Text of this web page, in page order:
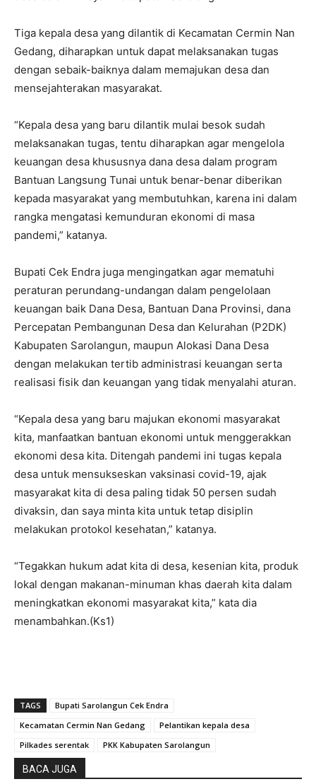
Tiga kepala desa yang dilantik di Kecamatan Cermin Nan
Gedang, diharapkan untuk dapat melaksanakan tugas
dengan sebaik-baiknya dalam memajukan desa dan
mensejahterakan masyarakat.
“Kepala desa yang baru dilantik mulai besok sudah
melaksanakan tugas, tentu diharapkan agar mengelola
keuangan desa khususnya dana desa dalam program
Bantuan Langsung Tunai untuk benar-benar diberikan
kepada masyarakat yang membutuhkan, karena ini dalam
rangka mengatasi kemunduran ekonomi di masa
pandemi,” katanya.
Bupati Cek Endra juga mengingatkan agar mematuhi
peraturan perundang-undangan dalam pengelolaan
keuangan baik Dana Desa, Bantuan Dana Provinsi, dana
Percepatan Pembangunan Desa dan Kelurahan (P2DK)
Kabupaten Sarolangun, maupun Alokasi Dana Desa
dengan melakukan tertib administrasi keuangan serta
realisasi fisik dan keuangan yang tidak menyalahi aturan.
“Kepala desa yang baru majukan ekonomi masyarakat
kita, manfaatkan bantuan ekonomi untuk menggerakkan
ekonomi desa kita. Ditengah pandemi ini tugas kepala
desa untuk mensukseskan vaksinasi covid-19, ajak
masyarakat kita di desa paling tidak 50 persen sudah
divaksin, dan saya minta kita untuk tetap disiplin
melakukan protokol kesehatan,” katanya.
“Tegakkan hukum adat kita di desa, kesenian kita, produk
lokal dengan makanan-minuman khas daerah kita dalam
meningkatkan ekonomi masyarakat kita,” kata dia
menambahkan.(Ks1)
TAGS
Bupati Sarolangun Cek Endra
Kecamatan Cermin Nan Gedang
Pelantikan kepala desa
Pilkades serentak
PKK Kabupaten Sarolangun
BACA JUGA